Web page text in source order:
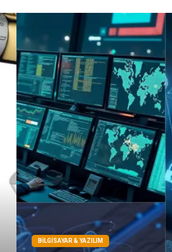
BILGISAYAR & YAZILIM